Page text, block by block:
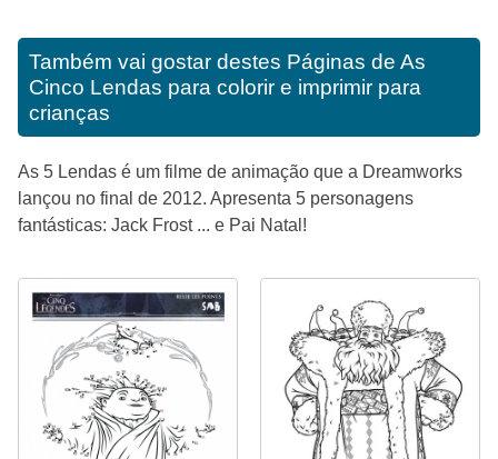
Também vai gostar destes Páginas de As
Cinco Lendas para colorir e imprimir para
crianças
As 5 Lendas é um filme de animação que a Dreamworks
lançou no final de 2012. Apresenta 5 personagens
fantásticas: Jack Frost ... e Pai Natal!